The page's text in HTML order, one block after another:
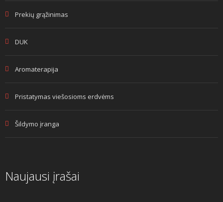
Prekių grąžinimas
DUK
Aromaterapija
Pristatymas viešosioms erdvėms
Šildymo įranga
Naujausi įrašai